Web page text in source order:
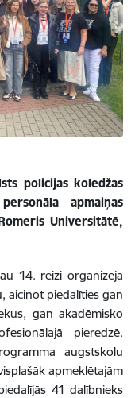
policijas koledžas
apmaiņas
Universitātē,
14. reizi organizēja
aicinot piedalīties gan
gan akadēmisko
pieredzē.
augstskolu
apmeklētajām
41 dalībnieks